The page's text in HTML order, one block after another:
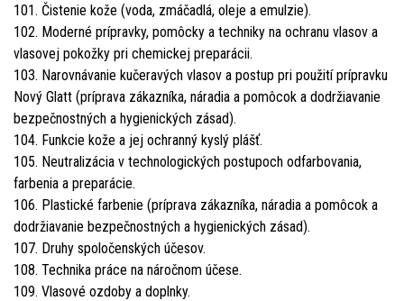
101. Čistenie kože (voda, zmáčadlá, oleje a emulzie).
102. Moderné prípravky, pomôcky a techniky na ochranu vlasov a
vlasovej pokožky pri chemickej preparácii.
103. Narovnávanie kučeravých vlasov a postup pri použití prípravku
Nový Glatt (príprava zákazníka, náradia a pomôcok a dodržiavanie
bezpečnostných a hygienických zásad).
104. Funkcie kože a jej ochranný kyslý plášť.
105. Neutralizácia v technologických postupoch odfarbovania,
farbenia a preparácie.
106. Plastické farbenie (príprava zákazníka, náradia a pomôcok a
dodržiavanie bezpečnostných a hygienických zásad).
107. Druhy spoločenských účesov.
108. Technika práce na náročnom účese.
109. Vlasové ozdoby a doplnky.